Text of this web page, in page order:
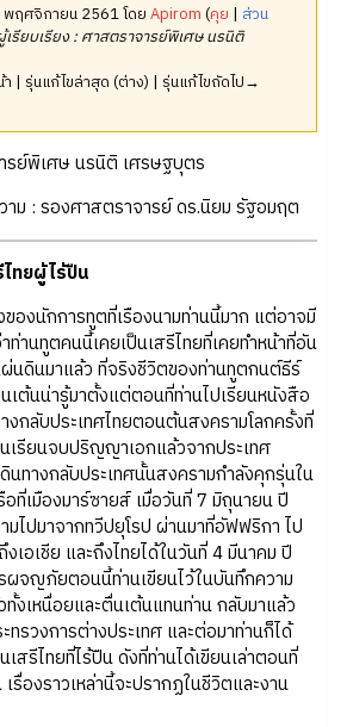
พฤศจิกายน 2561 โดยApirom (คุย | ส่วน
รียบเรียง : ศาสตราจารย์พิเศษ นรนิติ
| รุ่นแก้ไขล่าสุด (ต่าง) | รุ่นแก้ไขถัดไป→
รย์พิเศษ นรนิติ เศรษฐบุตร
ม : รองศาสตราจารย์ ดร.นิยม รัฐอมฤต
ทยผู้ไร้ปืน
องนักการทูตที่เรืองนามท่านนี้มาก แต่อาจมี
ท่านทูตคนนี้เคยเป็นเสรีไทยที่เคยทำหน้าที่อัน
นดินมาแล้ว ที่จริงชีวิตของท่านทูตกนต์ธีร์
เต้นน่ารู้มาตั้งแต่ตอนที่ท่านไปเรียนหนังสือ
งกลับประเทศไทยตอนต้นสงครามโลกครั้งที่
เรียนจบปริญญาเอกแล้วจากประเทศ
นทางกลับประเทศนั้นสงครามกำลังคุกรุ่นใน
ที่เมืองมาร์ซายส์ เมื่อวันที่ 7 มิถุนายน ปี
ไปมาจากทวีปยุโรป ผ่านมาที่อัฟฟริกา ไป
เอเชีย และถึงไทยได้ในวันที่ 4 มีนาคม ปี
ผจญภัยตอนนี้ท่านเขียนไว้ในบันทึกความ
งเหนื่อยและตื่นเต้นแทนท่าน กลับมาแล้ว
ทรวงการต่างประเทศ และต่อมาท่านก็ได้
สรีไทยที่ไร้ปืน ดังที่ท่านได้เขียนเล่าตอนที่
องราวเหล่านี้จะปรากฏในชีวิตและงาน